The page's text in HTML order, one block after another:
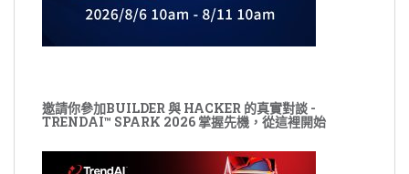
邀請你參加BUILDER 與 HACKER 的真實對談 -
TRENDAI™ SPARK 2026 掌握先機，從這裡開始